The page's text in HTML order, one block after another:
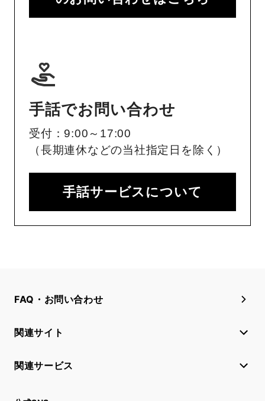
手話でお問い合わせ
受付：9:00～17:00
（長期連休などの当社指定日を除く）
手話サービスについて
FAQ・お問い合わせ
関連サイト
関連サービス